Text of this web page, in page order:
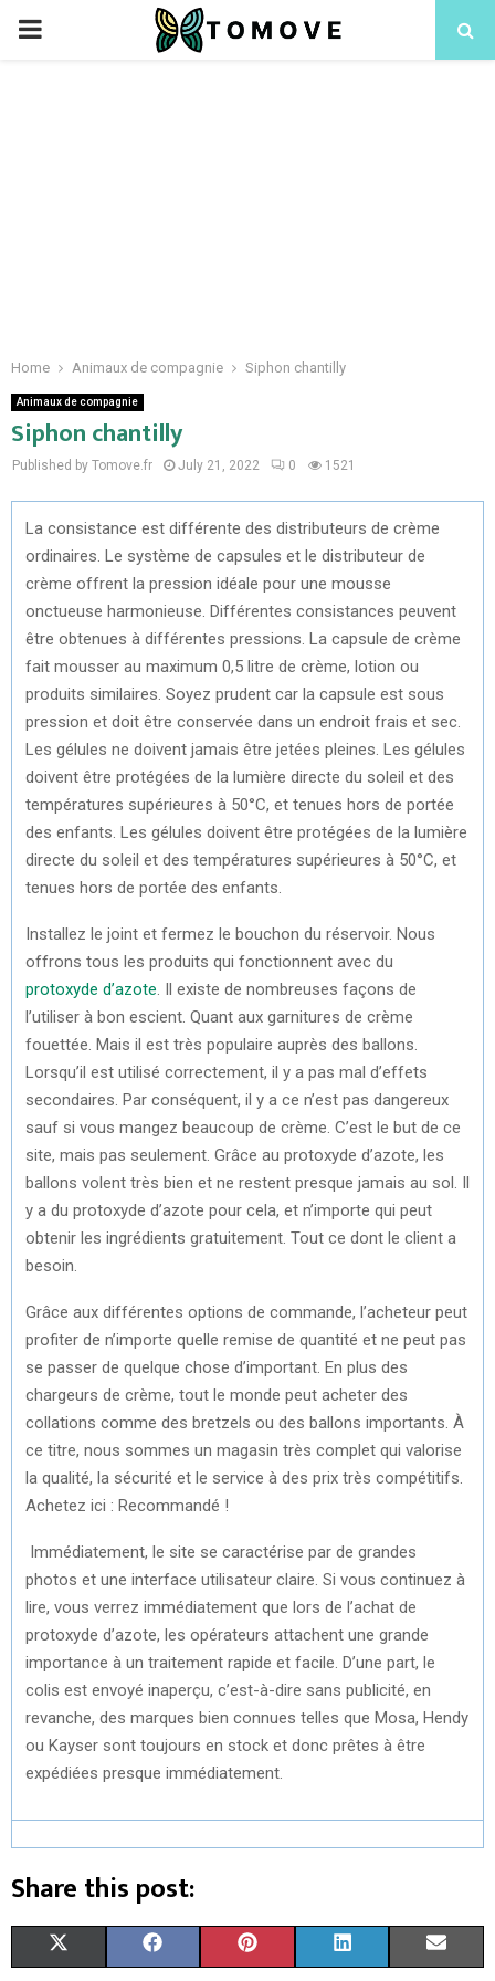
PRIMARY
Home Animaux de compagnie Siphon chantilly
Animaux de compagnie
Siphon chantilly
Published by Tomove.fr July 21, 2022 0 1521
La consistance est différente des distributeurs de crème
ordinaires. Le système de capsules et le distributeur de
crème offrent la pression idéale pour une mousse
onctueuse harmonieuse. Différentes consistances peuvent
être obtenues à différentes pressions. La capsule de crème
fait mousser au maximum 0,5 litre de crème, lotion ou
produits similaires. Soyez prudent car la capsule est sous
pression et doit être conservée dans un endroit frais et sec.
Les gélules ne doivent jamais être jetées pleines. Les gélules
doivent être protégées de la lumière directe du soleil et des
températures supérieures à 50°C, et tenues hors de portée
des enfants. Les gélules doivent être protégées de la lumière
directe du soleil et des températures supérieures à 50°C, et
tenues hors de portée des enfants.
Installez le joint et fermez le bouchon du réservoir. Nous
offrons tous les produits qui fonctionnent avec du
protoxyde d’azote . Il existe de nombreuses façons de
l’utiliser à bon escient. Quant aux garnitures de crème
fouettée. Mais il est très populaire auprès des ballons.
Lorsqu’il est utilisé correctement, il y a pas mal d’effets
secondaires. Par conséquent, il y a ce n’est pas dangereux
sauf si vous mangez beaucoup de crème. C’est le but de ce
site, mais pas seulement. Grâce au protoxyde d’azote, les
ballons volent très bien et ne restent presque jamais au sol. Il
y a du protoxyde d’azote pour cela, et n’importe qui peut
obtenir les ingrédients gratuitement. Tout ce dont le client a
besoin.
Grâce aux différentes options de commande, l’acheteur peut
profiter de n’importe quelle remise de quantité et ne peut pas
se passer de quelque chose d’important. En plus des
chargeurs de crème, tout le monde peut acheter des
collations comme des bretzels ou des ballons importants. À
ce titre, nous sommes un magasin très complet qui valorise
la qualité, la sécurité et le service à des prix très compétitifs.
Achetez ici : Recommandé !
Immédiatement, le site se caractérise par de grandes
photos et une interface utilisateur claire. Si vous continuez à
lire, vous verrez immédiatement que lors de l’achat de
protoxyde d’azote, les opérateurs attachent une grande
importance à un traitement rapide et facile. D’une part, le
colis est envoyé inaperçu, c’est-à-dire sans publicité, en
revanche, des marques bien connues telles que Mosa, Hendy
ou Kayser sont toujours en stock et donc prêtes à être
expédiées presque immédiatement.
Share this post: